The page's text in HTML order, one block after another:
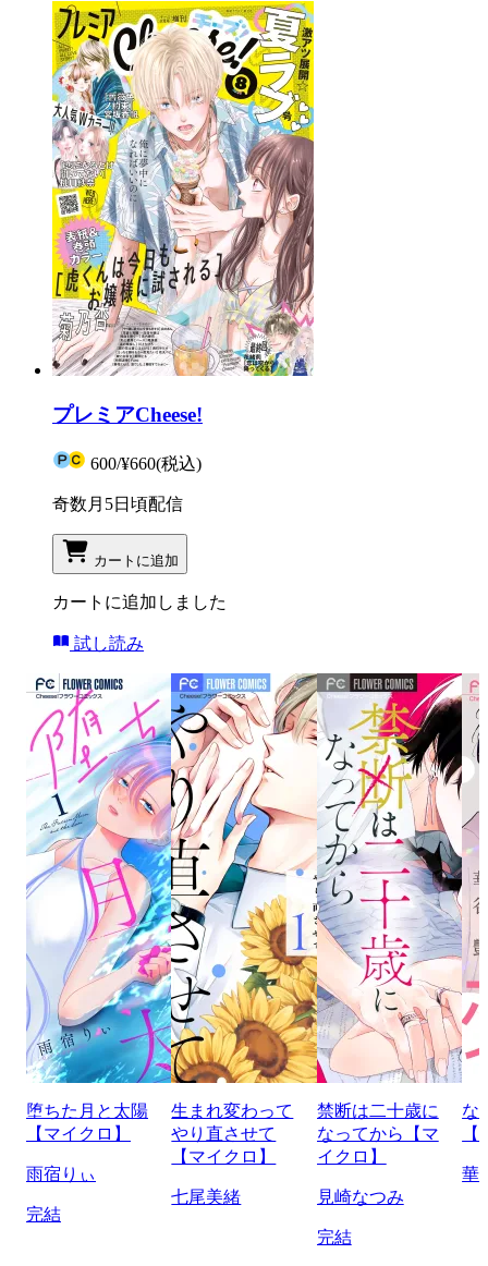
プレミアCheese!
600/¥660(税込)
奇数月5日頃配信
カートに追加
カートに追加しました
試し読み
堕ちた月と太陽
【マイクロ】
雨宿りぃ
完結
生まれ変わって
やり直させて
【マイクロ】
七尾美緒
禁断は二十歳に
なってから【マ
イクロ】
見崎なつみ
完結
な
華